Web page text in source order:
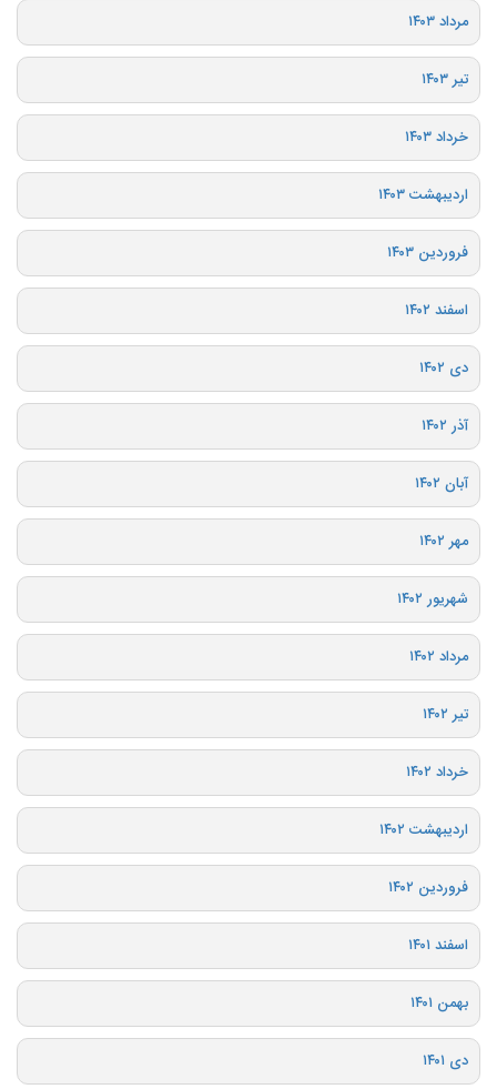
مرداد ۱۴۰۳
تیر ۱۴۰۳
خرداد ۱۴۰۳
اردیبهشت ۱۴۰۳
فروردین ۱۴۰۳
اسفند ۱۴۰۲
دی ۱۴۰۲
آذر ۱۴۰۲
آبان ۱۴۰۲
مهر ۱۴۰۲
شهریور ۱۴۰۲
مرداد ۱۴۰۲
تیر ۱۴۰۲
خرداد ۱۴۰۲
اردیبهشت ۱۴۰۲
فروردین ۱۴۰۲
اسفند ۱۴۰۱
بهمن ۱۴۰۱
دی ۱۴۰۱